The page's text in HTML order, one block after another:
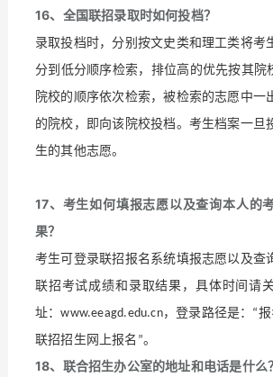
16、全国联招录取时如何投档？
录取投档时，分别按文史类和理工类将考
分到低分顺序检索，排位高的优先按其院
院校的顺序依次检索，被检索的志愿中一
的院校，即向该院校投档。考生档案一旦
生的其他志愿。
17、考生如何填报志愿以及查询本人的
果？
考生可登录联招报名系统填报志愿以及查
联招考试成绩和录取结果，具体时间请
址：www.eeagd.edu.cn，登录路径是： “
联招招生网上报名 ”。
18、联合招生办公室的地址和电话是什么？